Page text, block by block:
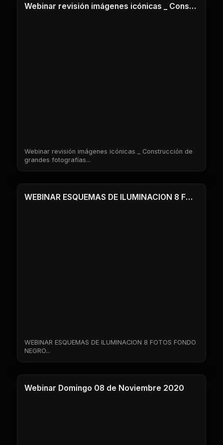
Webinar revisión imágenes icónicas _ Construcción de grandes fotografías
Webinar revisión imágenes icónicas _ Construcción de
grandes fotografías...
1 Clases
WEBINAR ESQUEMAS DE ILUMINACION 8 FOTOS FONDO NEGRO
WEBINAR ESQUEMAS DE ILUMINACION 8 FOTOS FONDO
NEGRO...
1 Clases
Webinar Domingo 08 de Noviembre 2020